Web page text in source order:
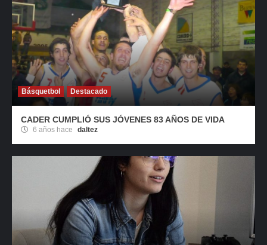
Básquetbol Destacado
CADER CUMPLIÓ SUS JÓVENES 83 AÑOS DE VIDA
6 años hace daltez